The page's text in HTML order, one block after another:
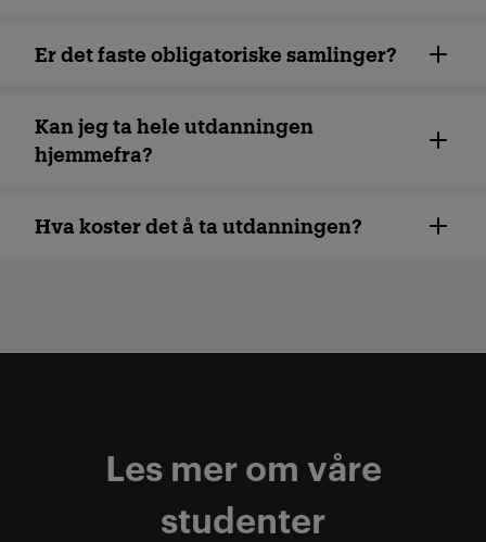
Er det faste obligatoriske samlinger?
Kan jeg ta hele utdanningen
hjemmefra?
Hva koster det å ta utdanningen?
Les mer om våre
studenter